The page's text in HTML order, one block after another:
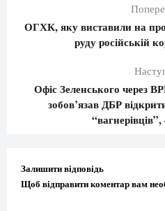
ОГХК, яку виставили на
руду російській
Офіс Зеленського через
зобов’язав ДБР
Залишити відповідь
Щоб відправити коментар вам